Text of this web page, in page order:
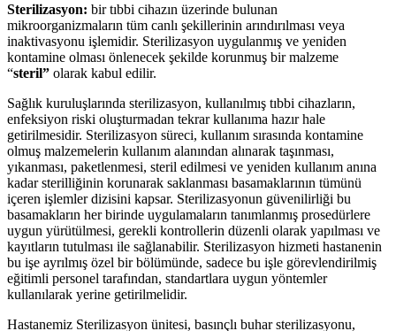
Sterilizasyon: bir tıbbi cihazın üzerinde bulunan
mikroorganizmaların tüm canlı şekillerinin arındırılması veya
inaktivasyonu işlemidir. Sterilizasyon uygulanmış ve yeniden
kontamine olması önlenecek şekilde korunmuş bir malzeme
“steril” olarak kabul edilir.
Sağlık kuruluşlarında sterilizasyon, kullanılmış tıbbi cihazların,
enfeksiyon riski oluşturmadan tekrar kullanıma hazır hale
getirilmesidir. Sterilizasyon süreci, kullanım sırasında kontamine
olmuş malzemelerin kullanım alanından alınarak taşınması,
yıkanması, paketlenmesi, steril edilmesi ve yeniden kullanım anına
kadar sterilliğinin korunarak saklanması basamaklarının tümünü
içeren işlemler dizisini kapsar. Sterilizasyonun güvenilirliği bu
basamakların her birinde uygulamaların tanımlanmış prosedürlere
uygun yürütülmesi, gerekli kontrollerin düzenli olarak yapılması ve
kayıtların tutulması ile sağlanabilir. Sterilizasyon hizmeti hastanenin
bu işe ayrılmış özel bir bölümünde, sadece bu işle görevlendirilmiş
eğitimli personel tarafından, standartlara uygun yöntemler
kullanılarak yerine getirilmelidir.
Hastanemiz Sterilizasyon ünitesi, basınçlı buhar sterilizasyonu,